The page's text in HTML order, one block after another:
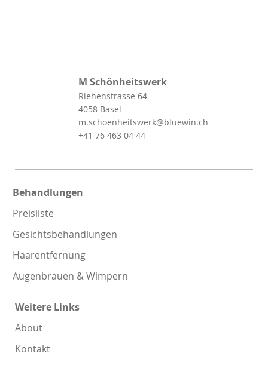
Behandlungen
Preisliste
Gesichtsbehandlungen
Haarentfernung
Augenbrauen & Wimpern
Weitere Links
About
Kontakt
M Schönheitswerk
Riehenstrasse 64
4058 Basel
m.schoenheitswerk@bluewin.ch
+41 76 463 04 44